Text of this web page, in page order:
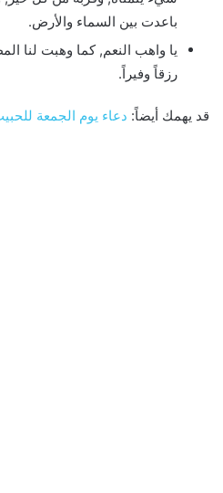
باعدت بين السماء والأرض.
يا واهب النعم, كما وهبت لنا
رزقاً وفيراً.
قد يهمك أيضاً: دعاء يوم الجمعة